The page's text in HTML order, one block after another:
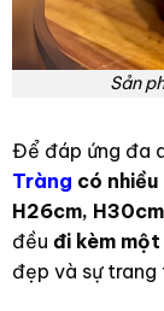
Sản
Để đáp ứng đa
Tràng có
H26cm,
đều đi kèm
đẹp và sự